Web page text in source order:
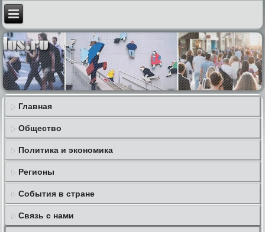
Главная
Общество
Политика и экономика
Регионы
События в стране
Связь с нами